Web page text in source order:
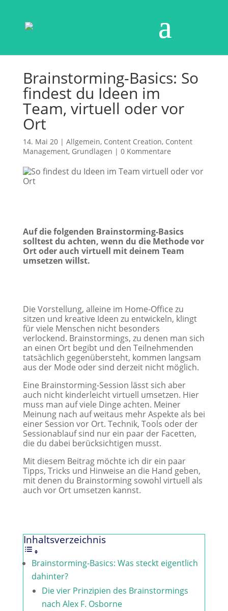
Brainstorming-Basics: So
findest du Ideen im
Team, virtuell oder vor
Ort
14. Mai 20| Allgemein, Content Creation, Content
Management, Grundlagen | 0 Kommentare
Auf die folgenden Brainstorming-Basics
solltest du achten, wenn du die Methode vor
Ort oder auch virtuell mit deinem Team
umsetzen willst.
Die Vorstellung, alleine im Home-Office zu
sitzen und kreative Ideen zu entwickeln, klingt
für viele Menschen nicht besonders
verlockend. Brainstormings, zu denen man sich
an einen Ort begibt und den Teilnehmenden
tatsächlich gegenübersteht, kommen langsam
aus der Mode oder sind derzeit nicht möglich.
Eine Brainstorming-Session lässt sich aber
auch nicht kinderleicht virtuell umsetzen. Hier
muss man auf viele Dinge achten. Meiner
Meinung nach auf weitaus mehr Aspekte als bei
einer Session vor Ort. Technik, Tools oder der
Sessionablauf sind nur ein paar der Facetten,
die du dabei berücksichtigen musst.
Mit diesem Beitrag möchte ich dir ein paar
Tipps, Tricks und Hinweise an die Hand geben,
mit denen du Brainstorming sowohl virtuell als
auch vor Ort umsetzen kannst.
Inhaltsverzeichnis
Brainstorming-Basics: Was steckt eigentlich
dahinter?
Die vier Prinzipien des Brainstormings
nach Alex F. Osborne